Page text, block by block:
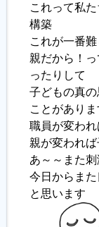
これって私
構築
これが一番
親だから！
ったりして
子どもの真
ことがありま
職員が変わ
親が変われ
あ～～また
今日からま
と思います